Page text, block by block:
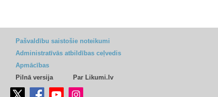
Pašvaldību saistošie noteikumi
Administratīvās atbildības ceļvedis
Apmācības
Pilnā versija
Par Likumi.lv